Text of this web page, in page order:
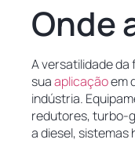
Onde
A versatilidade
suaaplicaçãoem
indústria.
redutores, turbo-
a diesel, sistemas